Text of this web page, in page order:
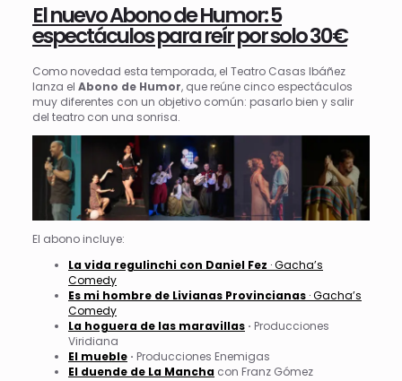
El nuevo Abono de Humor: 5
espectáculos para reír por solo 30€
Como novedad esta temporada, el Teatro Casas Ibáñez
lanza el Abono de Humor, que reúne cinco espectáculos
muy diferentes con un objetivo común: pasarlo bien y salir
del teatro con una sonrisa.
El abono incluye:
La vida regulinchi con Daniel Fez · Gacha’s
Comedy
Es mi hombre de Livianas Provincianas · Gacha’s
Comedy
La hoguera de las maravillas · Producciones
Viridiana
El mueble · Producciones Enemigas
El duende de La Mancha con Franz Gómez